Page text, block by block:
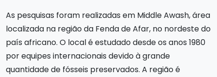
As pesquisas foram realizadas em Middle Awash, área
localizada na região da Fenda de Afar, no nordeste do
país africano. O local é estudado desde os anos 1980
por equipes internacionais devido à grande
quantidade de fósseis preservados. A região é